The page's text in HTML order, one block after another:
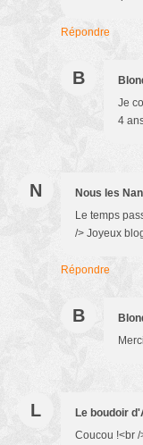
Répondre
B
Je
4
N Nous les
Le temps
/> Joyeux
Répondre
B
L Le boudoir
Coucou !<br